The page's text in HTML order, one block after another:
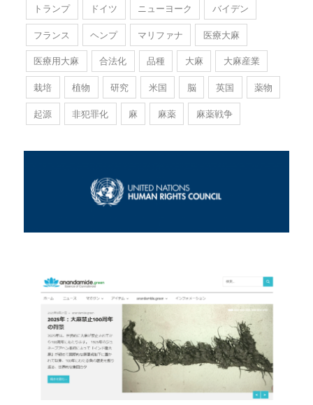
トランプ
ドイツ ニューヨーク
バイデン
フランス
ヘンプ マリファナ
医療大麻
医療用大麻
合法化 品種 大麻
大麻産業
栽培
植物 研究 米国 脳 英国
薬物
起源
非犯罪化 麻 麻薬 麻薬戦争